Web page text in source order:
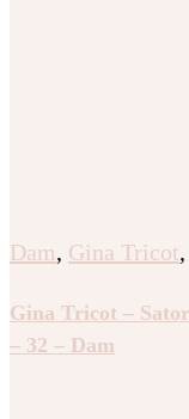
Dam, Gina Tricot,
Gina Tricot –
– 32 – Dam